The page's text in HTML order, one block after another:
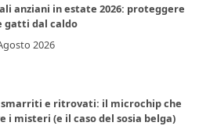
anziani in estate 2026: proteggere
gatti dal caldo
2026
e ritrovati: il microchip che
i misteri (e il caso del sosia belga)